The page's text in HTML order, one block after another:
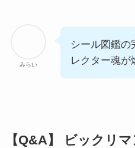
みらい
シール図鑑の
レクター魂が
【Q&A】 ビックリ